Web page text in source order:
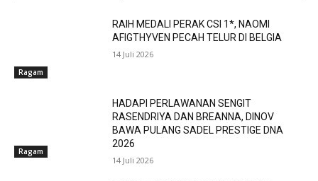
Ragam
RAIH MEDALI PERAK CSI 1*, NAOMI
AFIGTHYVEN PECAH TELUR DI BELGIA
14 Juli 2026
Ragam
HADAPI PERLAWANAN SENGIT
RASENDRIYA DAN BREANNA, DINOV
BAWA PULANG SADEL PRESTIGE DNA
2026
14 Juli 2026